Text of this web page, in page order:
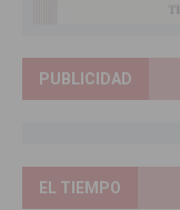
PUBLICIDAD
EL TIEMPO